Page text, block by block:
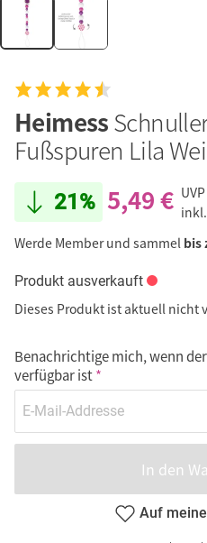
Heimess
Fußspuren Lila
21% 5,49 € UVP
Werde Member und sammel bis
Produkt ausverkauft
Dieses Produkt ist aktuell nicht
Benachrichtige mich, wenn
verfügbar ist
In den
Auf